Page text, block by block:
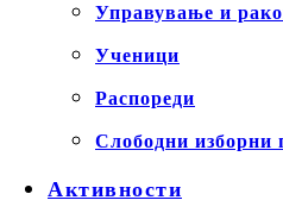
Управување и
Ученици
Распореди
Слободни изборни
Активности